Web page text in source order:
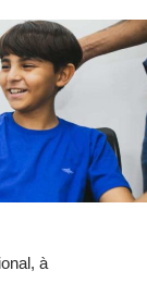
à